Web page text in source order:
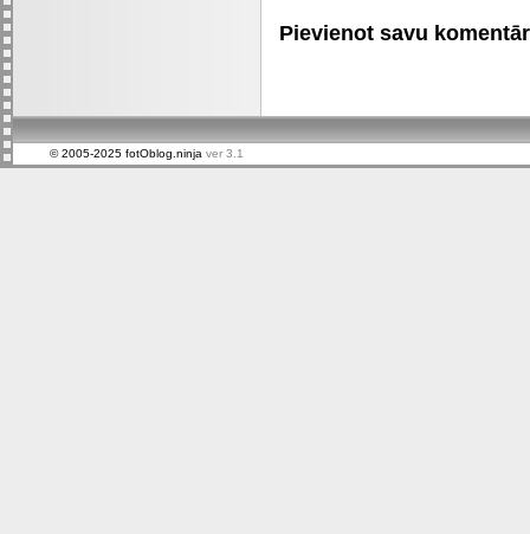
Pievienot savu
© 2005-2025 fotOblog.ninja ver 3.1